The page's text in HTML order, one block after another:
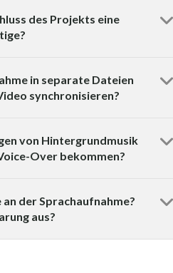
des Projekts eine
in separate Dateien
synchronisieren?
von Hintergrundmusik
Over bekommen?
der Sprachaufnahme?
aus?